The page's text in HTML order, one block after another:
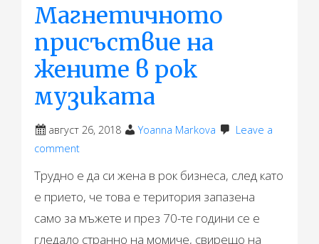
Магнетичното
присъствие на
жените в рок
музиката
август 26, 2018 Yoanna Markova
Leave a
comment
Трудно е да си жена в рок бизнеса, след като
е прието, че това е територия запазена
само за мъжете и през 70-те години се е
гледало странно на момиче, свирещо на